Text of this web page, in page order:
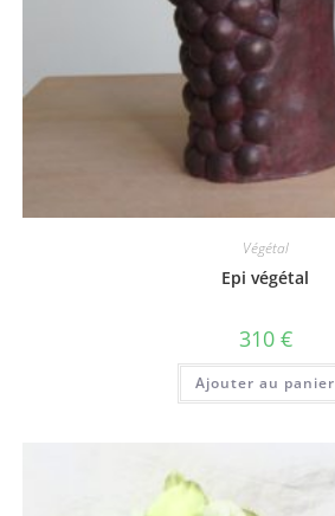
Végétal
Epi végétal
310 €
Ajouter au panier